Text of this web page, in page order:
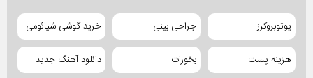
یوتوبروکرز جراحی بینی خرید گوشی شیائومی
هزینه پست بخورات دانلود آهنگ جدید